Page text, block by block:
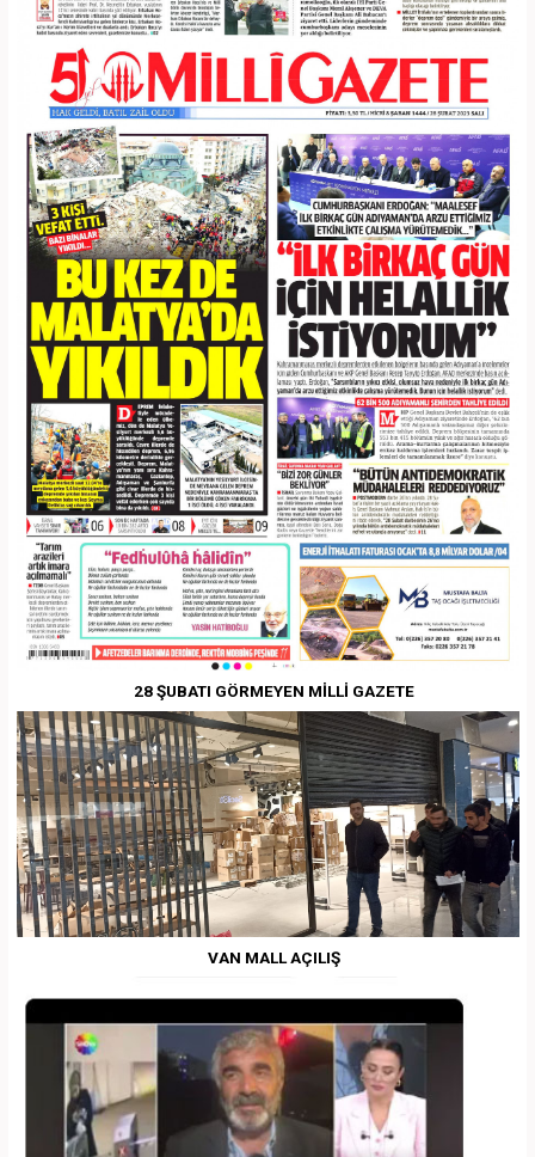
28 ŞUBATI GÖRMEYEN MİLLİ GAZETE
VAN MALL AÇILIŞ